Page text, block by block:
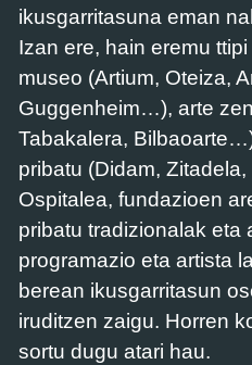
ikusgarritasuna eman
Izan ere, hain eremu
museo (Artium, Oteiza,
Guggenheim…), arte
Tabakalera,
pribatu (Didam,
Ospitalea, fundazioen
pribatu tradizionalak
programazio eta artista
berean ikusgarritasun
iruditzen zaigu. Horren
sortu dugu atari hau.